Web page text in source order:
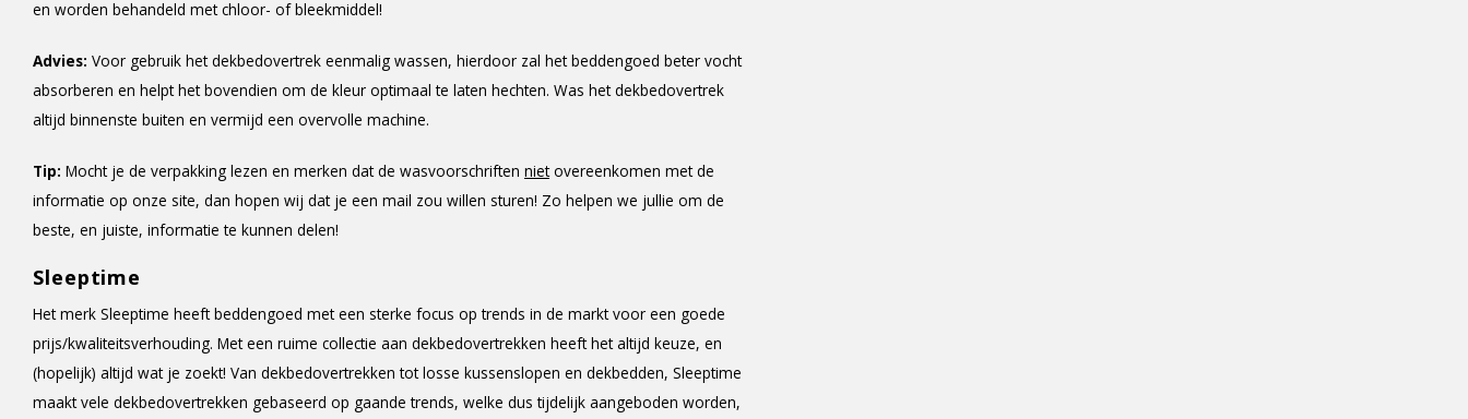
en worden behandeld met chloor- of bleekmiddel!
Advies: Voor gebruik het dekbedovertrek eenmalig wassen, hierdoor zal het beddengoed beter vocht
absorberen en helpt het bovendien om de kleur optimaal te laten hechten. Was het dekbedovertrek
altijd binnenste buiten en vermijd een overvolle machine.
Tip: Mocht je de verpakking lezen en merken dat de wasvoorschriften nietovereenkomen met de
informatie op onze site, dan hopen wij dat je een mail zou willen sturen! Zo helpen we jullie om de
beste, en juiste, informatie te kunnen delen!
Sleeptime
Het merk Sleeptime heeft beddengoed met een sterke focus op trends in de markt voor een goede
prijs/kwaliteitsverhouding. Met een ruime collectie aan dekbedovertrekken heeft het altijd keuze, en
(hopelijk) altijd wat je zoekt! Van dekbedovertrekken tot losse kussenslopen en dekbedden, Sleeptime
maakt vele dekbedovertrekken gebaseerd op gaande trends, welke dus tijdelijk aangeboden worden,